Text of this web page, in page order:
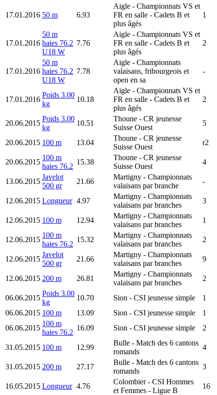
17.01.2016 50 m 6.93
Aigle - Championnats VS et
FR en salle - Cadets B et
plus âgés
1
17.01.2016
50 m
haies 76.2
U18 W
7.76
Aigle - Championnats VS et
FR en salle - Cadets B et
plus âgés
2
17.01.2016
50 m
haies 76.2
U18 W
7.78
Aigle - Championnats
valaisans, fribourgeois et
open en sa
-
17.01.2016
Poids 3.00
kg
10.18
Aigle - Championnats VS et
FR en salle - Cadets B et
plus âgés
2
20.06.2015
Poids 3.00
kg
10.51
Thoune - CR jeunesse
Suisse Ouest
5
20.06.2015 100 m 13.04
Thoune - CR jeunesse
Suisse Ouest
r2
20.06.2015
100 m
haies 76.2
15.38
Thoune - CR jeunesse
Suisse Ouest
4
13.06.2015
Javelot
500 gr
21.66
Martigny - Championnats
valaisans par branche
-
12.06.2015 Longueur 4.97
Martigny - Championnats
valaisans par branches
3
12.06.2015 100 m 12.94
Martigny - Championnats
valaisans par branches
1
12.06.2015
100 m
haies 76.2
15.32
Martigny - Championnats
valaisans par branches
2
12.06.2015
Javelot
500 gr
21.66
Martigny - Championnats
valaisans par branches
9
12.06.2015 200 m 26.81
Martigny - Championnats
valaisans par branches
2
06.06.2015
Poids 3.00
kg
10.70 Sion - CSI jeunesse simple
1
06.06.2015 100 m 13.09 Sion - CSI jeunesse simple
1
06.06.2015
100 m
haies 76.2
16.09 Sion - CSI jeunesse simple 2
31.05.2015 100 m 12.99
Bulle - Match des 6 cantons
romands
4
31.05.2015 200 m 27.17
Bulle - Match des 6 cantons
romands
3
16.05.2015 Longueur 4.76
Colombier- CSI Hommes
et Femmes - Ligue B
16